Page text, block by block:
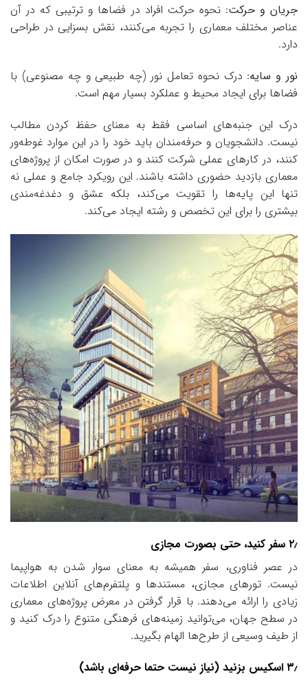
جریان و حرکت: نحوه حرکت افراد در فضاها و ترتیبی که در آن
عناصر مختلف معماری را تجربه می‌کنند، نقش بسزایی در طراحی
دارد.
نور و سایه: درک نحوه تعامل نور (چه طبیعی و چه مصنوعی) با
فضاها برای ایجاد محیط و عملکرد بسیار مهم است.
درک این جنبه‌های اساسی فقط به معنای حفظ کردن مطالب
نیست. دانشجویان و حرفه‌مندان باید خود را در این موارد غوطه‌ور
کنند، در کارهای عملی شرکت کنند و در صورت امکان از پروژه‌های
معماری بازدید حضوری داشته باشند. این رویکرد جامع و عملی نه
تنها این پایه‌ها را تقویت می‌کند، بلکه عشق و دغدغه‌مندی
بیشتری را برای این تخصص و رشته ایجاد می‌کند.
۲٫ سفر کنید، حتی بصورت مجازی
در عصر فناوری، سفر همیشه به معنای سوار شدن به هواپیما
نیست. تورهای مجازی، مستندها و پلتفرم‌های آنلاین اطلاعات
زیادی را ارائه می‌دهند. با قرار گرفتن در معرض پروژه‌های معماری
در سطح جهان، می‌توانید زمینه‌های فرهنگی متنوع را درک کنید و
از طیف وسیعی از طرح‌ها الهام بگیرید.
۳٫ اسکیس بزنید (نیاز نیست حتما حرفه‌ای باشد)